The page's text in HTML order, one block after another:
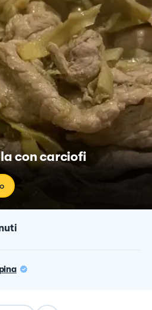
con carciofi